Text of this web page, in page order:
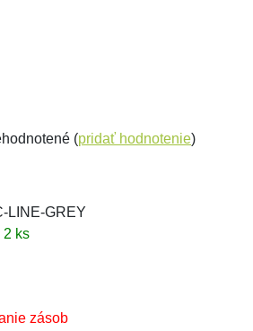
(pridať hodnotenie)
LINE-GREY
2 ks
zásob